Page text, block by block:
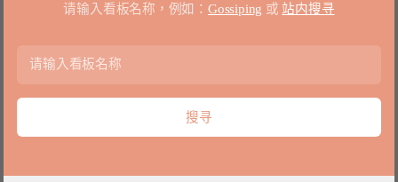
请输入看板名称，例如：Gossiping 或 站内搜寻